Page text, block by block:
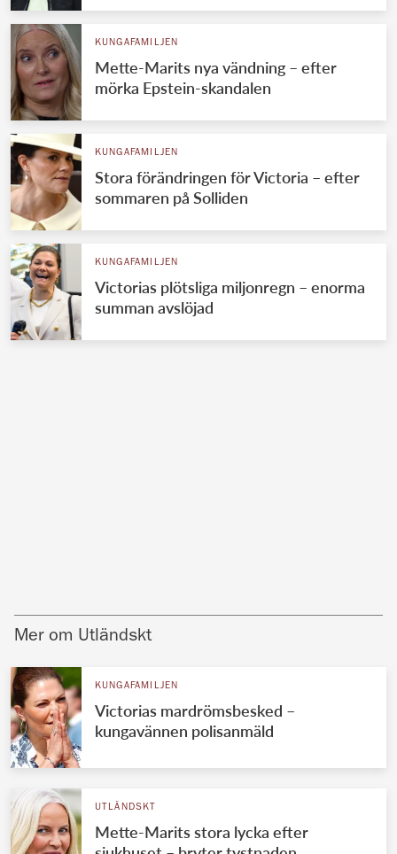
KUNGAFAMILJEN
Mette-Marits nya vändning – efter
mörka Epstein-skandalen
KUNGAFAMILJEN
Stora förändringen för Victoria – efter
sommaren på Solliden
KUNGAFAMILJEN
Victorias plötsliga miljonregn – enorma
summan avslöjad
Mer om Utländskt
KUNGAFAMILJEN
Victorias mardrömsbesked –
kungavännen polisanmäld
UTLÄNDSKT
Mette-Marits stora lycka efter